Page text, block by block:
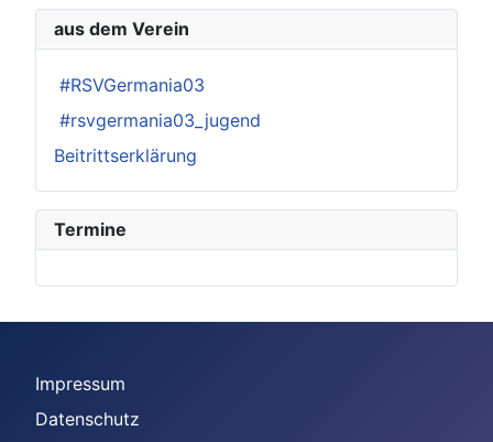
aus dem Verein
#RSVGermania03
#rsvgermania03_jugend
Beitrittserklärung
Termine
Impressum
Datenschutz